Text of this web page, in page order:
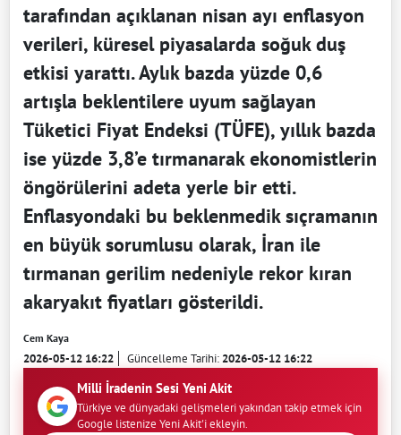
tarafından açıklanan nisan ayı enflasyon
verileri, küresel piyasalarda soğuk duş
etkisi yarattı. Aylık bazda yüzde 0,6
artışla beklentilere uyum sağlayan
Tüketici Fiyat Endeksi (TÜFE), yıllık bazda
ise yüzde 3,8’e tırmanarak ekonomistlerin
öngörülerini adeta yerle bir etti.
Enflasyondaki bu beklenmedik sıçramanın
en büyük sorumlusu olarak, İran ile
tırmanan gerilim nedeniyle rekor kıran
akaryakıt fiyatları gösterildi.
Cem Kaya
2026-05-12 16:22 Güncelleme Tarihi:2026-05-12 16:22
Milli İradenin Sesi Yeni Akit
Türkiye ve dünyadaki gelişmeleri yakından takip etmek için
Google listenize Yeni Akit'i ekleyin.